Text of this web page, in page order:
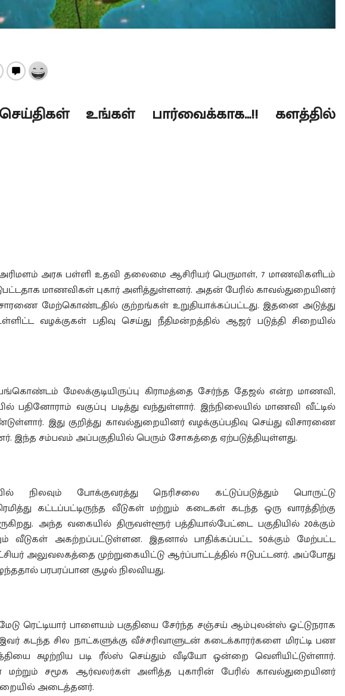
உங்கள் பார்வைக்காக…!! களத்தில்
அரசு பள்ளி உதவி தலைமை ஆசிரியர் பெருமாள், 7 மாணவிகளிடம்
மாணவிகள் புகார் அளித்துள்ளனர். அதன் பேரில் காவல்துறையினர்
மேற்கொண்டதில் குற்றங்கள் உறுதியாக்கப்பட்டது. இதனை அடுத்து
வழக்குகள் பதிவு செய்து நீதிமன்றத்தில் ஆஜர் படுத்தி சிறையில்
மேலக்குடியிருப்பு கிராமத்தை சேர்ந்த தேஜல் என்ற மாணவி,
பதினோராம் வகுப்பு படித்து வந்துள்ளார். இந்நிலையில் மாணவி வீட்டில்
இது குறித்து காவல்துறையினர் வழக்குப்பதிவு செய்து விசாரணை
இந்த சம்பவம் அப்பகுதியில் பெரும் சோகத்தை ஏற்படுத்தியுள்ளது.
நிலவும் போக்குவரத்து நெரிசலை கட்டுப்படுத்தும் பொருட்டு
கட்டப்பட்டிருந்த வீடுகள் மற்றும் கடைகள் கடந்த ஒரு வாரத்திற்கு
அந்த வகையில் திருவள்ளூர் பத்தியால்பேட்டை பகுதியில் 20க்கும்
வீடுகள் அகற்றப்பட்டுள்ளன. இதனால் பாதிக்கப்பட்ட 50க்கும் மேற்பட்ட
அலுவலகத்தை முற்றுகையிட்டு ஆர்ப்பாட்டத்தில் ஈடுபட்டனர். அப்போது
பரபரப்பான சூழல் நிலவியது.
ரெட்டியார் பாளையம் பகுதியை சேர்ந்த சஞ்சய் ஆம்புலன்ஸ் ஓட்டுநராக
கடந்த சில நாட்களுக்கு வீச்சரிவாளுடன் கடைக்காரர்களை மிரட்டி பண
சுழற்றிய படி ரீல்ஸ் செய்தும் வீடியோ ஒன்றை வெளியிட்டுள்ளார்.
மற்றும் சமூக ஆர்வலர்கள் அளித்த புகாரின் பேரில் காவல்துறையினர்
அடைத்தனர்.